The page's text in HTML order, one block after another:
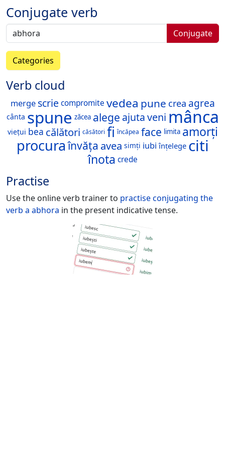
Conjugate verb
Conjugate
Categories
Verb cloud
merge scrie compromite vedea pune crea agrea
cânta spune zăcea alege ajutaveni mânca
viețui bea călători căsători fi încăpea face limita amorți
procuraînvăța avea simți iubi înțelege citi
înota crede
Practise
Use the online verb trainer to practise conjugating the
verb a abhora in the present indicative tense.